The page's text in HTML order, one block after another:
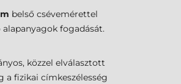
belső csévemérettel
fogadását.
közzel elválasztott
a fizikai címkeszélesség